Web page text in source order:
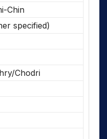
Chin
specified)
Chodri